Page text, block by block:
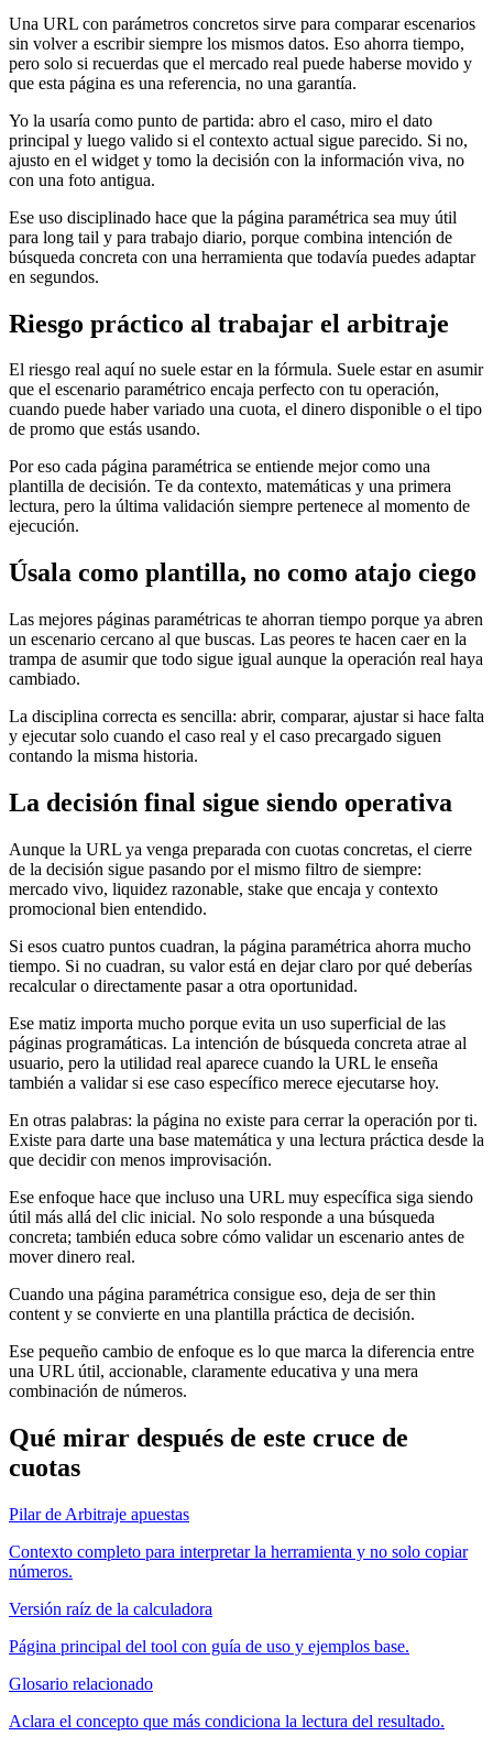
Una URL con parámetros concretos sirve para comparar escenarios
sin volver a escribir siempre los mismos datos. Eso ahorra tiempo,
pero solo si recuerdas que el mercado real puede haberse movido y
que esta página es una referencia, no una garantía.
Yo la usaría como punto de partida: abro el caso, miro el dato
principal y luego valido si el contexto actual sigue parecido. Si no,
ajusto en el widget y tomo la decisión con la información viva, no
con una foto antigua.
Ese uso disciplinado hace que la página paramétrica sea muy útil
para long tail y para trabajo diario, porque combina intención de
búsqueda concreta con una herramienta que todavía puedes adaptar
en segundos.
Riesgo práctico al trabajar el arbitraje
El riesgo real aquí no suele estar en la fórmula. Suele estar en asumir
que el escenario paramétrico encaja perfecto con tu operación,
cuando puede haber variado una cuota, el dinero disponible o el tipo
de promo que estás usando.
Por eso cada página paramétrica se entiende mejor como una
plantilla de decisión. Te da contexto, matemáticas y una primera
lectura, pero la última validación siempre pertenece al momento de
ejecución.
Úsala como plantilla, no como atajo ciego
Las mejores páginas paramétricas te ahorran tiempo porque ya abren
un escenario cercano al que buscas. Las peores te hacen caer en la
trampa de asumir que todo sigue igual aunque la operación real haya
cambiado.
La disciplina correcta es sencilla: abrir, comparar, ajustar si hace falta
y ejecutar solo cuando el caso real y el caso precargado siguen
contando la misma historia.
La decisión final sigue siendo operativa
Aunque la URL ya venga preparada con cuotas concretas, el cierre
de la decisión sigue pasando por el mismo filtro de siempre:
mercado vivo, liquidez razonable, stake que encaja y contexto
promocional bien entendido.
Si esos cuatro puntos cuadran, la página paramétrica ahorra mucho
tiempo. Si no cuadran, su valor está en dejar claro por qué deberías
recalcular o directamente pasar a otra oportunidad.
Ese matiz importa mucho porque evita un uso superficial de las
páginas programáticas. La intención de búsqueda concreta atrae al
usuario, pero la utilidad real aparece cuando la URL le enseña
también a validar si ese caso específico merece ejecutarse hoy.
En otras palabras: la página no existe para cerrar la operación por ti.
Existe para darte una base matemática y una lectura práctica desde la
que decidir con menos improvisación.
Ese enfoque hace que incluso una URL muy específica siga siendo
útil más allá del clic inicial. No solo responde a una búsqueda
concreta; también educa sobre cómo validar un escenario antes de
mover dinero real.
Cuando una página paramétrica consigue eso, deja de ser thin
content y se convierte en una plantilla práctica de decisión.
Ese pequeño cambio de enfoque es lo que marca la diferencia entre
una URL útil, accionable, claramente educativa y una mera
combinación de números.
Qué mirar después de este cruce de
cuotas
Pilar de Arbitraje apuestas
Contexto completo para interpretar la herramienta y no solo copiar
números.
Versión raíz de la calculadora
Página principal del tool con guía de uso y ejemplos base.
Glosario relacionado
Aclara el concepto que más condiciona la lectura del resultado.